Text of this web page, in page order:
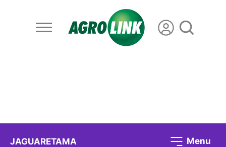
JAGUARETAMA Menu